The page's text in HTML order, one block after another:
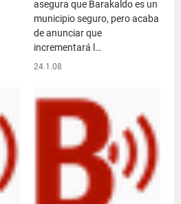
asegura que Barakaldo es un
municipio seguro, pero acaba
de anunciar que
incrementará l…
24.1.08